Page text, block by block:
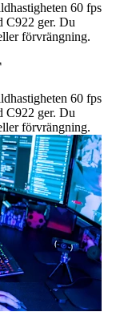
60 fps
C922 ger. Du
förvrängning.
60 fps
C922 ger. Du
förvrängning.